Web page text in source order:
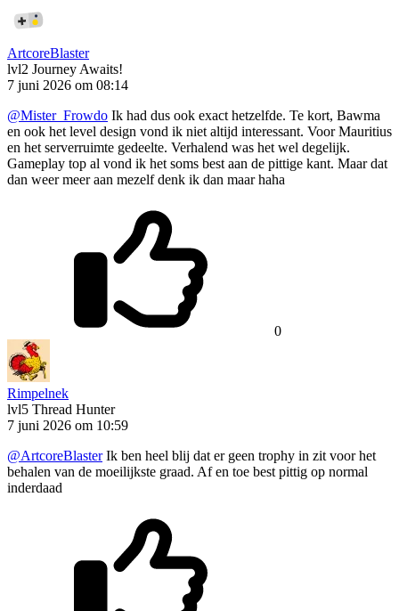
ArtcoreBlaster
lvl2 Journey Awaits!
7 juni 2026 om 08:14
@Mister_Frowdo Ik had dus ook exact hetzelfde. Te kort, Bawma
en ook het level design vond ik niet altijd interessant. Voor Mauritius
en het serverruimte gedeelte. Verhalend was het wel degelijk.
Gameplay top al vond ik het soms best aan de pittige kant. Maar dat
dan weer meer aan mezelf denk ik dan maar haha
0
Rimpelnek
lvl5 Thread Hunter
7 juni 2026 om 10:59
@ArtcoreBlasterIk ben heel blij dat er geen trophy in zit voor het
behalen van de moeilijkste graad. Af en toe best pittig op normal
inderdaad